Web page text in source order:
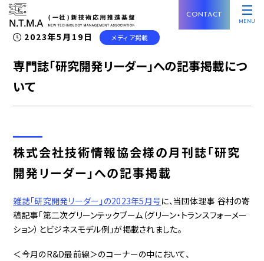
CONTACT
MENU
2023年5月19日 メディア掲載
専門誌「研究開発リーダー」への記事掲載につ
いて
株式会社技術情報協会様の月刊誌「研究
開発リーダー」への記事掲載
雑誌「研究開発リーダー」の2023年5月号に、当団体理事 谷村の寄
稿記事「第二次グリーンテックブーム（グリーン・トランスフォーメー
ション）とビジネスモデル例」が掲載されました。
＜今月のR&D最前線＞のコーナーの中において、